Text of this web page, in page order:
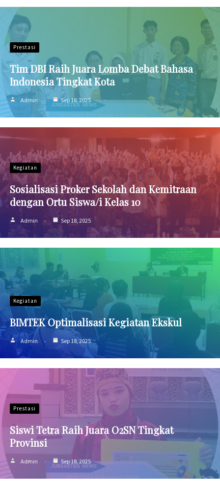
Prestasi
Tim DBI Raih Juara Lomba Debat Bahasa
Indonesia Tingkat Kota
Admin Sep 18, 2025
Kegiatan
Sosialisasi Proker Sekolah dan Kemitraan
dengan Ortu Siswa/i Kelas 10
Admin Sep 18, 2025
Kegiatan
BIMTEK Optimalisasi Kegiatan Ekskul
Admin Sep 18, 2025
Prestasi
Siswi Tetra Raih Juara O2SN Tingkat
Provinsi
Admin Sep 18, 2025